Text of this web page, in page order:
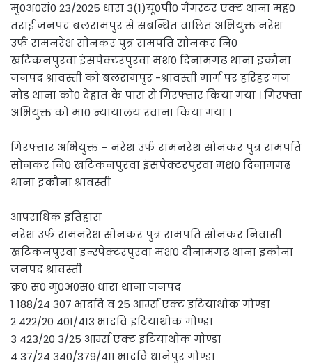
मु0अ0सं0 23/2025 धारा 3(1)यू0पी0 गैंगस्टर एक्ट थाना मह0
तराई जनपद बलरामपुर से संबन्धित वांछित अभियुक्त नरेश
उर्फ रामनरेश सोनकर पुत्र रामपति सोनकर नि0
खटिकनपुरवा इंसपेक्टरपुरवा मश0 दिनामगढ थाना इकौना
जनपद श्रावस्ती को बलरामपुर -श्रावस्ती मार्ग पर हरिहर गंज
मोड थाना को0 देहात के पास से गिरफ्तार किया गया । गिरफ्ता
अभियुक्त को मा0 न्यायालय रवाना किया गया ।
गिरफ्तार अभियुक्त – नरेश उर्फ रामनरेश सोनकर पुत्र रामपति
सोनकर नि0 खटिकनपुरवा इंसपेक्टरपुरवा मश0 दिनामगढ
थाना इकौना श्रावस्ती
आपराधिक इतिहास
नरेश उर्फ रामनरेश सोनकर पुत्र रामपति सोनकर निवासी
खटिकनपुरवा इन्स्पेक्टरपुरवा मश0 दीनामगढ़ थाना इकौना
जनपद श्रावस्ती
क्र0 सं0 मु0अ0स0 धारा थाना जनपद
1 188/24 307 भादवि व 25 आर्म्स एक्ट इटियाथोक गोण्डा
2 422/20 401/413 भादवि इटियाथोक गोण्डा
3 423/20 3/25 आर्म्स एक्ट इटियाथोक गोण्डा
4 37/24 340/379/411 भादवि धानेपुर गोण्डा